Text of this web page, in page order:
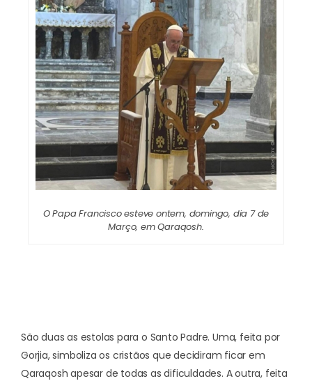
O Papa Francisco esteve ontem, domingo, dia 7 de
Março, em Qaraqosh.
São duas as estolas para o Santo Padre. Uma, feita por
Gorjia, simboliza os cristãos que decidiram ficar em
Qaraqosh apesar de todas as dificuldades. A outra, feita